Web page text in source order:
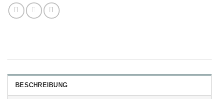
BESCHREIBUNG